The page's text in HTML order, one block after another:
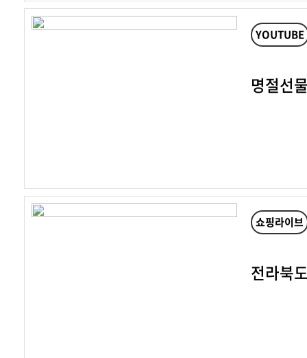
YOUTUBE
명절선
쇼핑라이브
전라북